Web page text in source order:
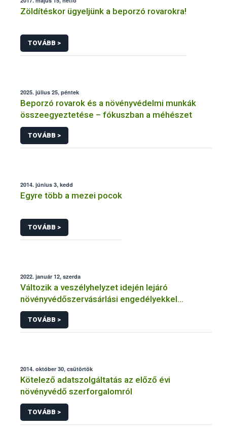
Zöldítéskor ügyeljünk a beporzó rovarokra!
TOVÁBB >
2025. július 25, péntek
Beporzó rovarok és a növényvédelmi munkák
összeegyeztetése – fókuszban a méhészet
TOVÁBB >
2014. június 3, kedd
Egyre több a mezei pocok
TOVÁBB >
2022. január 12, szerda
Változik a veszélyhelyzet idején lejáró
növényvédőszervásárlási engedélyekkel
kapcsolatos szabályozás
TOVÁBB >
2014. október 30, csütörtök
Kötelező adatszolgáltatás az előző évi
növényvédő szerforgalomról
TOVÁBB >